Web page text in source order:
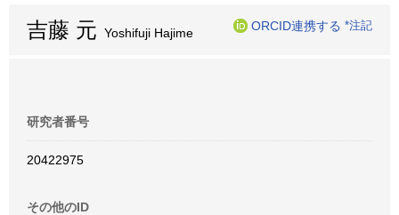
吉藤 元 Yoshifuji Hajime
ORCID連携する *注記
研究者番号
20422975
その他のID